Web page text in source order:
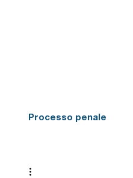
Processo penale